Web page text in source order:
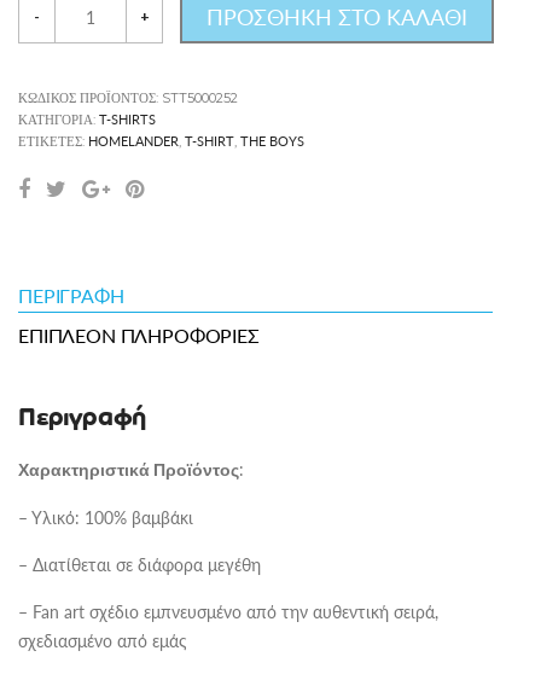
- + ΠΡΟΣΘΗΚΗ ΣΤΟ ΚΑΛΑΘΙ
ΚΩΔΙΚΌΣ ΠΡΟΪΌΝΤΟΣ: STT5000252
ΚΑΤΗΓΟΡΊΑ: T-SHIRTS
ΕΤΙΚΈΤΕΣ: HOMELANDER, T-SHIRT, THE BOYS
ΠΕΡΙΓΡΑΦΉ
ΕΠΙΠΛΈΟΝ ΠΛΗΡΟΦΟΡΊΕΣ
Περιγραφή
Χαρακτηριστικά Προϊόντος:
– Υλικό: 100% βαμβάκι
– Διατίθεται σε διάφορα μεγέθη
– Fan art σχέδιο εμπνευσμένο από την αυθεντική σειρά,
σχεδιασμένο από εμάς